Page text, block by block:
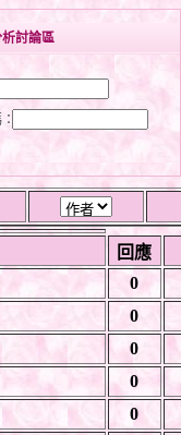
討論區
回應
0
0
0
0
0